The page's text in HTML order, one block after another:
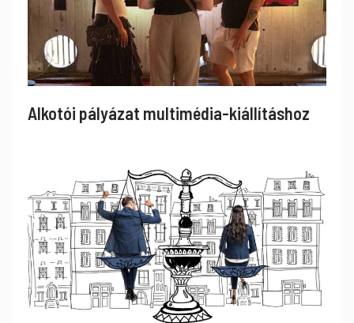
Alkotói pályázat multimédia-kiállításhoz